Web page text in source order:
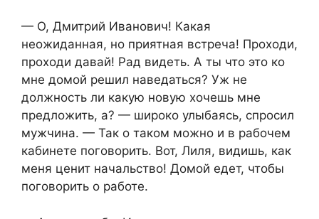
— О, Дмитрий Иванович! Какая
неожиданная, но приятная встреча! Проходи,
проходи давай! Рад видеть. А ты что это ко
мне домой решил наведаться? Уж не
должность ли какую новую хочешь мне
предложить, а? — широко улыбаясь, спросил
мужчина. — Так о таком можно и в рабочем
кабинете поговорить. Вот, Лиля, видишь, как
меня ценит начальство! Домой едет, чтобы
поговорить о работе.